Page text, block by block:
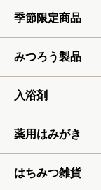
季節限定商品
みつろう製品
入浴剤
薬用はみがき
はちみつ雑貨